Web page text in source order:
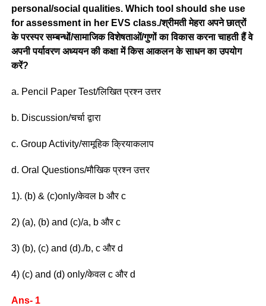
personal/social qualities. Which tool should she use
for assessment in her EVS class./श्रीमती मेहरा अपने छात्रों
के परस्पर सम्बन्धों/सामाजिक विशेषताओं/गुणों का विकास करना चाहती हैं वे
अपनी पर्यावरण अध्ययन की कक्षा में किस आकलन के साधन का उपयोग
करें?
a. Pencil Paper Test/लिखित प्रश्न उत्तर
b. Discussion/चर्चा द्वारा
c. Group Activity/सामूहिक क्रियाकलाप
d. Oral Questions/मौखिक प्रश्न उत्तर
1). (b) & (c)only/केवल b और c
2) (a), (b) and (c)/a, b और c
3) (b), (c) and (d)./b, c और d
4) (c) and (d) only/केवल c और d
Ans- 1